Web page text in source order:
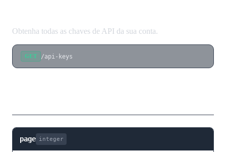
Obtenha todas as chaves de API da sua conta.
GET /api-keys
page integer